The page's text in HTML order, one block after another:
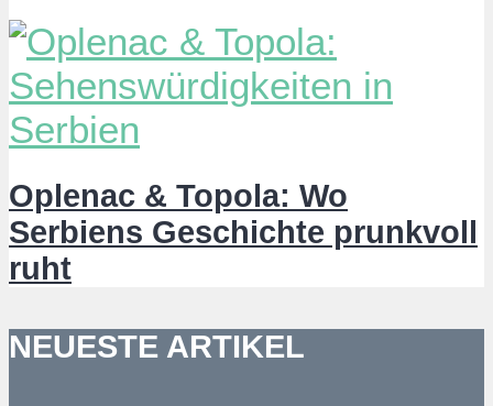
Oplenac & Topola: Wo
Serbiens Geschichte prunkvoll
ruht
NEUESTE ARTIKEL